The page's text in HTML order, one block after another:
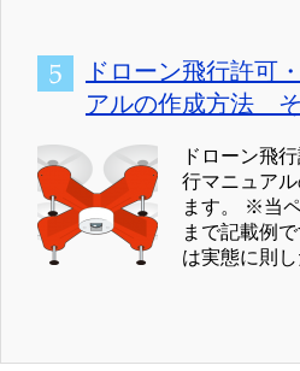
ドローン飛行許可
アルの作成方法 そ
ドローン飛
行マニュア
ます。 ※当
まで記載例
は実態に則